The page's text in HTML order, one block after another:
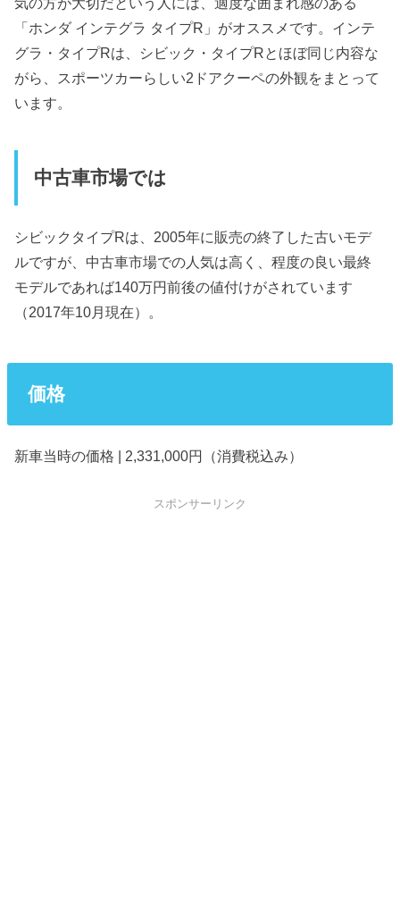
「ホンダ インテグラ タイプR」がオススメです。インテ
グラ・タイプRは、シビック・タイプRとほぼ同じ内容な
がら、スポーツカーらしい2ドアクーペの外観をまとって
います。
中古車市場では
シビックタイプRは、2005年に販売の終了した古いモデ
ルですが、中古車市場での人気は高く、程度の良い最終
モデルであれば140万円前後の値付けがされています
（2017年10月現在）。
価格
新車当時の価格 | 2,331,000円（消費税込み）
スポンサーリンク